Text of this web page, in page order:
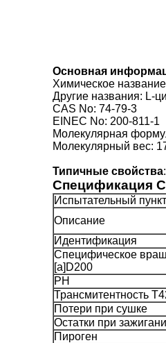
Основная
Химическое
Другие названия: L-
CAS No: 74-79-3
EINEC No: 200-811-1
Молекулярная
Молекулярный вес:
Типичные свойства:
Спецификация
Испытательный пункт
Описание
Идентификация
Специфическое
[a]D200
PH
Трансмитентность
Потери при сушке
Остатки при
Пироген